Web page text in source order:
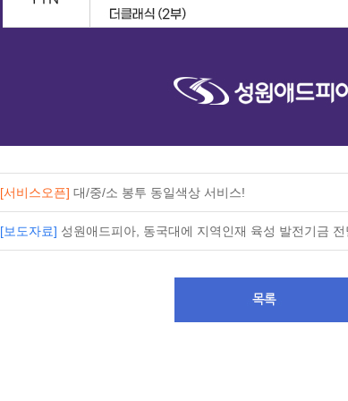
[서비스오픈] 대/중/소 봉투 동일색상 서비스!
[보도자료] 성원애드피아, 동국대에 지역인재 육성 발전기금 전